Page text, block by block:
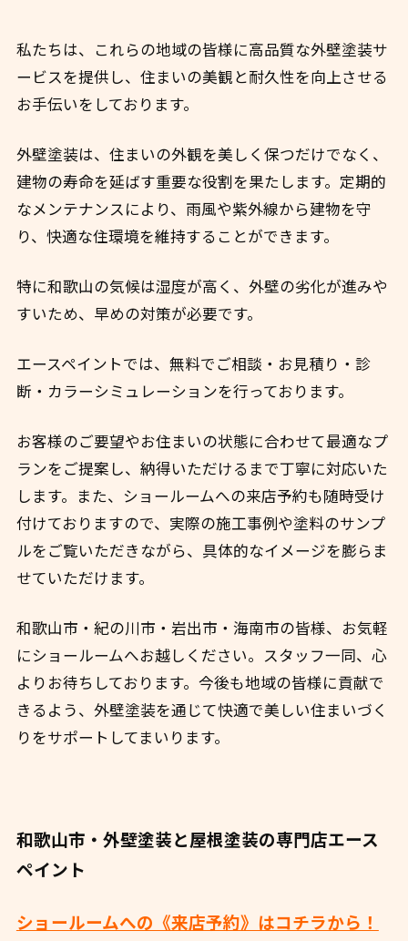
私たちは、これらの地域の皆様に高品質な外壁塗装サ
ービスを提供し、住まいの美観と耐久性を向上させる
お手伝いをしております。
外壁塗装は、住まいの外観を美しく保つだけでなく、
建物の寿命を延ばす重要な役割を果たします。定期的
なメンテナンスにより、雨風や紫外線から建物を守
り、快適な住環境を維持することができます。
特に和歌山の気候は湿度が高く、外壁の劣化が進みや
すいため、早めの対策が必要です。
エースペイントでは、無料でご相談・お見積り・診
断・カラーシミュレーションを行っております。
お客様のご要望やお住まいの状態に合わせて最適なプ
ランをご提案し、納得いただけるまで丁寧に対応いた
します。また、ショールームへの来店予約も随時受け
付けておりますので、実際の施工事例や塗料のサンプ
ルをご覧いただきながら、具体的なイメージを膨らま
せていただけます。
和歌山市・紀の川市・岩出市・海南市の皆様、お気軽
にショールームへお越しください。スタッフ一同、心
よりお待ちしております。今後も地域の皆様に貢献で
きるよう、外壁塗装を通じて快適で美しい住まいづく
りをサポートしてまいります。
和歌山市・外壁塗装と屋根塗装の専門店エース
ペイント
ショールームへの《来店予約》はコチラから！